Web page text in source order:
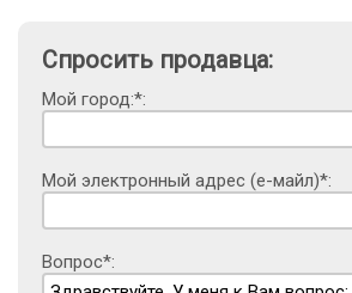
Спросить продавца:
Мой город:*:
Мой электронный адрес (е-майл)*:
Вопрос*: